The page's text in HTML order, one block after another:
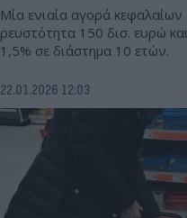
Μία ενιαία αγορά
ρευστότητα 150 δισ. ευρώ
1,5% σε διάστημα 10 ετών.
22.01.2026 12:03